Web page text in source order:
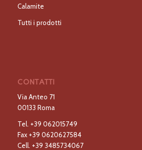
Calamite
Tutti i prodotti
CONTATTI
Via Anteo 71
00133 Roma
Tel. +39 062015749
Fax +39 0620627584
Cell. +39 3485734067